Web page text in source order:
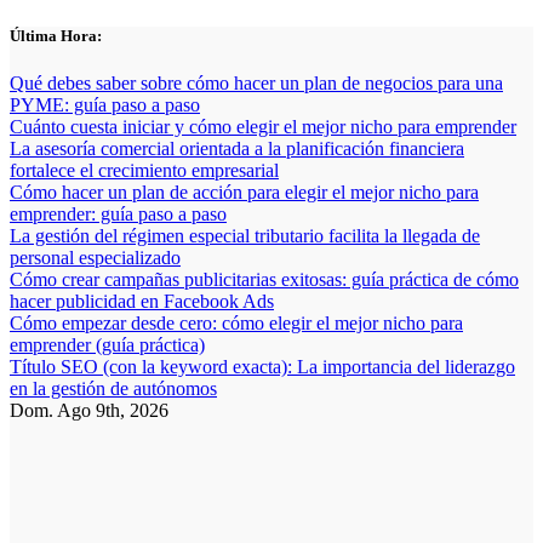
Saltar
contenido
Última Hora:
Qué debes saber sobre cómo hacer un plan de negocios para una
PYME: guía paso a paso
Cuánto cuesta iniciar y cómo elegir el mejor nicho para emprender
La asesoría comercial orientada a la planificación financiera
fortalece el crecimiento empresarial
Cómo hacer un plan de acción para elegir el mejor nicho para
emprender: guía paso a paso
La gestión del régimen especial tributario facilita la llegada de
personal especializado
Cómo crear campañas publicitarias exitosas: guía práctica de cómo
hacer publicidad en Facebook Ads
Cómo empezar desde cero: cómo elegir el mejor nicho para
emprender (guía práctica)
Título SEO (con la keyword exacta): La importancia del liderazgo
en la gestión de autónomos
Dom. Ago 9th, 2026